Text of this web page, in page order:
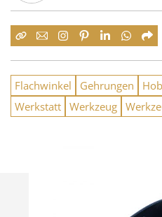
Flachwinkel Gehrungen
Werkstatt Werkzeug